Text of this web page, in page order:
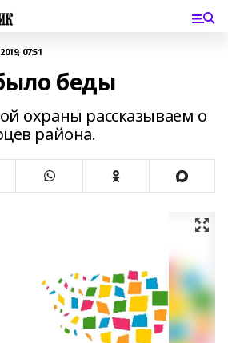
07:51
беды
охраны рассказываем о
района.